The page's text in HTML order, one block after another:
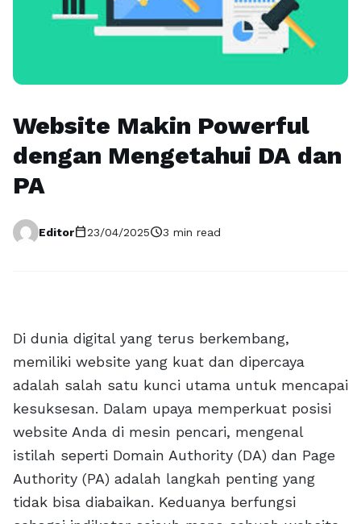
Website Makin Powerful
dengan Mengetahui DA dan
PA
Editorcalendar_today23/04/2025schedule3 min read
Di dunia digital yang terus berkembang,
memiliki website yang kuat dan dipercaya
adalah salah satu kunci utama untuk mencapai
kesuksesan. Dalam upaya memperkuat posisi
website Anda di mesin pencari, mengenal
istilah seperti Domain Authority (DA) dan Page
Authority (PA) adalah langkah penting yang
tidak bisa diabaikan. Keduanya berfungsi